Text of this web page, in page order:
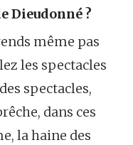
Dieudonné ?
même pas
les spectacles
spectacles,
dans ces
la haine des